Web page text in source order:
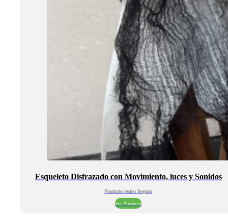
Esqueleto Disfrazado con Movimiento, luces y Sonidos
Producto recien llegado
Ver Producto